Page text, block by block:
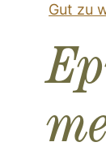
Gut zu